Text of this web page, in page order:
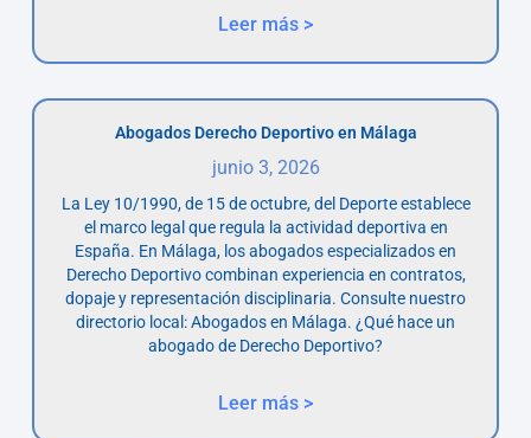
Leer más >
Abogados Derecho Deportivo en Málaga
junio 3, 2026
La Ley 10/1990, de 15 de octubre, del Deporte establece
el marco legal que regula la actividad deportiva en
España. En Málaga, los abogados especializados en
Derecho Deportivo combinan experiencia en contratos,
dopaje y representación disciplinaria. Consulte nuestro
directorio local: Abogados en Málaga. ¿Qué hace un
abogado de Derecho Deportivo?
Leer más >